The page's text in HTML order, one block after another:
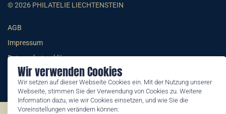
Wir verwenden Cookies
Wir setzen auf dieser Webseite Cookies ein. Mit der Nutzung unserer
Webseite, stimmen Sie der Verwendung von Cookies zu. Weitere
Information dazu, wie wir Cookies einsetzen, und wie Sie die
Voreinstellungen verändern können:
© 2026 PHILATELIE LIECHTENSTEIN
AGB
Impressum
Datenschutzerklärung